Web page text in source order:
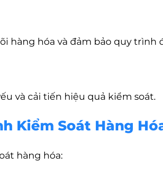
hàng hóa và đảm bảo quy trình
và cải tiến hiệu quả kiểm soát.
Kiểm Soát Hàng
hàng hóa: